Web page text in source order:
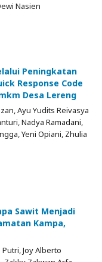
Nasien
Peningkatan
Response Code
Desa Lereng
Ayu Yudits Reivasya
Nadya Ramadani,
Yeni Opiani, Zhulia
Sawit Menjadi
Kampa,
Joy Alberto